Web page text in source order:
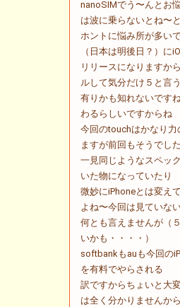
nanoSIMでう〜んとお
は波に乗らないとね〜
ホントに悩み所が多い
（日本は明後日？）に
リリースになりますか
ルして気分だけ５と言
有りかも知れないです
わるらしいですからね
今回のtouchはかなり
ますが前回もそうでし
一見同じようなスペッ
いた物になっていたり
微妙にiPhoneとは変え
よね〜今回は見ていな
何とも言えませんが（
いかも・・・・）
softbankもauも今回の
を有料でやらされる
訳ですからちょいと大
は全く分かりませんから